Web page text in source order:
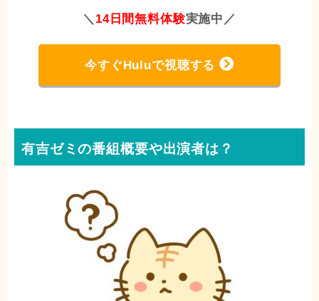
＼ 14日間無料体験実施中 ／
今すぐHuluで視聴する
有吉ゼミの番組概要や出演者は？